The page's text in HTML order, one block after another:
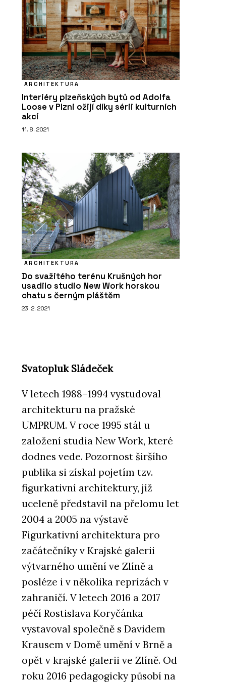
ARCHITEKTURA
Interiéry plzeňských bytů od Adolfa
Loose v Plzni ožijí díky sérii kulturních
akcí
11. 8. 2021
ARCHITEKTURA
Do svažitého terénu Krušných hor
usadilo studio New Work horskou
chatu s černým pláštěm
23. 2. 2021
Svatopluk Sládeček
V letech 1988–1994 vystudoval
architekturu na pražské
UMPRUM. V roce 1995 stál u
založení studia New Work, které
dodnes vede. Pozornost širšího
publika si získal pojetím tzv.
figurkativní architektury, jíž
uceleně představil na přelomu let
2004 a 2005 na výstavě
Figurkativní architektura pro
začátečníky v Krajské galerii
výtvarného umění ve Zlíně a
posléze i v několika reprízách v
zahraničí. V letech 2016 a 2017
péčí Rostislava Koryčánka
vystavoval společně s Davidem
Krausem v Domě umění v Brně a
opět v krajské galerii ve Zlíně. Od
roku 2016 pedagogicky působí na